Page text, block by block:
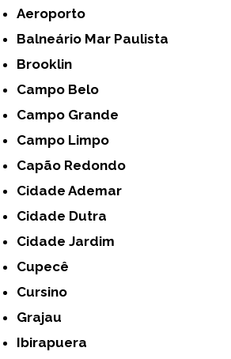
Aeroporto
Balneário Mar Paulista
Brooklin
Campo Belo
Campo Grande
Campo Limpo
Capão Redondo
Cidade Ademar
Cidade Dutra
Cidade Jardim
Cupecê
Cursino
Grajau
Ibirapuera